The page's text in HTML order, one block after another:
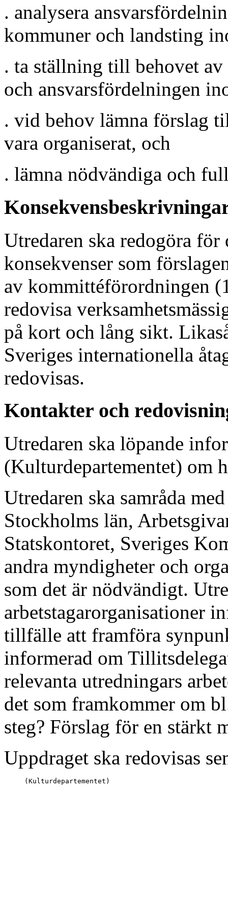
. analysera
kommuner och landsting
. ta ställning till behovet
och ansvarsfördelningen
. vid behov lämna förslag
vara organiserat, och
. lämna nödvändiga och
Utredaren ska redogöra
konsekvenser som
av kommittéförordningen
redovisa
på kort och lång sikt.
Sveriges internationella
redovisas.
Kontakter och
Utredaren ska löpande
(Kulturdepartementet) om
Utredaren ska samråda
Stockholms län,
Statskontoret, Sveriges
andra myndigheter och
som det är nödvändigt.
arbetstagarorganisationer
tillfälle att framföra
informerad om
relevanta utredningars
det som framkommer om
steg? Förslag för en
Uppdraget ska redovisas